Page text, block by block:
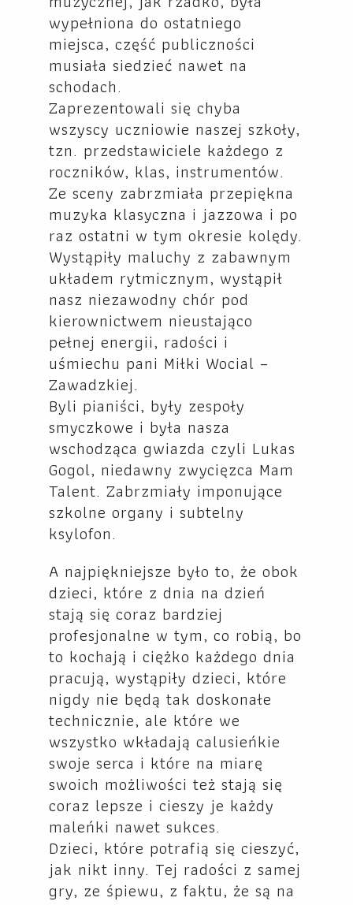
wypełniona do ostatniego
miejsca, część publiczności
musiała siedzieć nawet na
schodach.
Zaprezentowali się chyba
wszyscy uczniowie naszej szkoły,
tzn. przedstawiciele każdego z
roczników, klas, instrumentów.
Ze sceny zabrzmiała przepiękna
muzyka klasyczna i jazzowa i po
raz ostatni w tym okresie kolędy.
Wystąpiły maluchy z zabawnym
układem rytmicznym, wystąpił
nasz niezawodny chór pod
kierownictwem nieustająco
pełnej energii, radości i
uśmiechu pani Miłki Wocial –
Zawadzkiej.
Byli pianiści, były zespoły
smyczkowe i była nasza
wschodząca gwiazda czyli Lukas
Gogol, niedawny zwycięzca Mam
Talent. Zabrzmiały imponujące
szkolne organy i subtelny
ksylofon.
A najpiękniejsze było to, że obok
dzieci, które z dnia na dzień
stają się coraz bardziej
profesjonalne w tym, co robią, bo
to kochają i ciężko każdego dnia
pracują, wystąpiły dzieci, które
nigdy nie będą tak doskonałe
technicznie, ale które we
wszystko wkładają calusieńkie
swoje serca i które na miarę
swoich możliwości też stają się
coraz lepsze i cieszy je każdy
maleńki nawet sukces.
Dzieci, które potrafią się cieszyć,
jak nikt inny. Tej radości z samej
gry, ze śpiewu, z faktu, że są na